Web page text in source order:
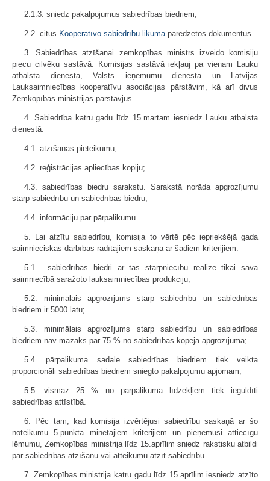
2.1.3. sniedz pakalpojumus sabiedrības biedriem;
2.2. citus Kooperatīvo sabiedrību likumāparedzētos dokumentus.
3. Sabiedrības atzīšanai zemkopības ministrs izveido komisiju
piecu cilvēku sastāvā. Komisijas sastāvā iekļauj pa vienam Lauku
atbalsta dienesta, Valsts ieņēmumu dienesta un Latvijas
Lauksaimniecības kooperatīvu asociācijas pārstāvim, kā arī divus
Zemkopības ministrijas pārstāvjus.
4. Sabiedrība katru gadu līdz 15.martam iesniedz Lauku atbalsta
dienestā:
4.1. atzīšanas pieteikumu;
4.2. reģistrācijas apliecības kopiju;
4.3. sabiedrības biedru sarakstu. Sarakstā norāda apgrozījumu
starp sabiedrību un sabiedrības biedru;
4.4. informāciju par pārpalikumu.
5. Lai atzītu sabiedrību, komisija to vērtē pēc iepriekšējā gada
saimnieciskās darbības rādītājiem saskaņā ar šādiem kritērijiem:
5.1. sabiedrības biedri ar tās starpniecību realizē tikai savā
saimniecībā saražoto lauksaimniecības produkciju;
5.2. minimālais apgrozījums starp sabiedrību un sabiedrības
biedriem ir 5000 latu;
5.3. minimālais apgrozījums starp sabiedrību un sabiedrības
biedriem nav mazāks par 75 % no sabiedrības kopējā apgrozījuma;
5.4. pārpalikuma sadale sabiedrības biedriem tiek veikta
proporcionāli sabiedrības biedriem sniegto pakalpojumu apjomam;
5.5. vismaz 25 % no pārpalikuma līdzekļiem tiek ieguldīti
sabiedrības attīstībā.
6. Pēc tam, kad komisija izvērtējusi sabiedrību saskaņā ar šo
noteikumu 5.punktā minētajiem kritērijiem un pieņēmusi attiecīgu
lēmumu, Zemkopības ministrija līdz 15.aprīlim sniedz rakstisku atbildi
par sabiedrības atzīšanu vai atteikumu atzīt sabiedrību.
7. Zemkopības ministrija katru gadu līdz 15.aprīlim iesniedz atzīto